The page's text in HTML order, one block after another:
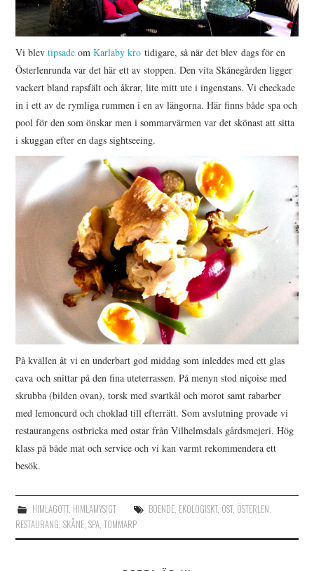
Vi blevtipsade omKarlaby kro tidigare, så när det blev dags för en
Österlenrunda var det här ett av stoppen. Den vita Skånegården ligger
vackert bland rapsfält och åkrar, lite mitt ute i ingenstans. Vi checkade
in i ett av de rymliga rummen i en av längorna. Här finns både spa och
pool för den som önskar men i sommarvärmen var det skönast att sitta
i skuggan efter en dags sightseeing.
På kvällen åt vi en underbart god middag som inleddes med ett glas
cava och snittar på den fina uteterrassen. På menyn stod niçoise med
skrubba (bilden ovan), torsk med svartkål och morot samt rabarber
med lemoncurd och choklad till efterrätt. Som avslutning provade vi
restaurangens ostbricka med ostar från Vilhelmsdals gårdsmejeri. Hög
klass på både mat och service och vi kan varmt rekommendera ett
besök.
HIMLAGOTT, HIMLAMYSIGT BOENDE, EKOLOGISKT, OST, ÖSTERLEN,
RESTAURANG,SKÅNE,SPA,TOMMARP